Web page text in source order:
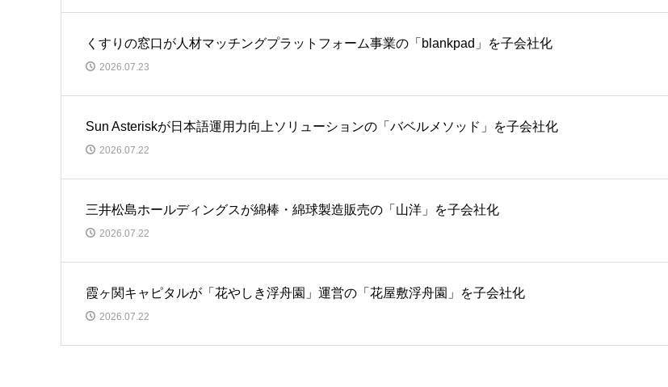
くすりの窓口が人材マッチングプラットフォーム事業の「blankpad」を子会社化
2026.07.23
Sun Asteriskが日本語運用力向上ソリューションの「バベルメソッド」を子会社化
2026.07.22
三井松島ホールディングスが綿棒・綿球製造販売の「山洋」を子会社化
2026.07.22
霞ヶ関キャピタルが「花やしき浮舟園」運営の「花屋敷浮舟園」を子会社化
2026.07.22